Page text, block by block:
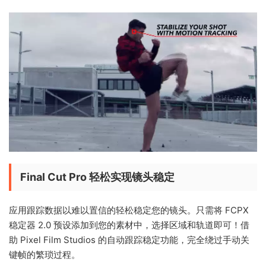
Final Cut Pro 轻松实现镜头稳定
应用跟踪数据以难以置信的轻松稳定您的镜头。只需将 FCPX
稳定器 2.0 预设添加到您的素材中，选择区域和轨道即可！借
助 Pixel Film Studios 的自动跟踪稳定功能，完全绕过手动关
键帧的繁琐过程。